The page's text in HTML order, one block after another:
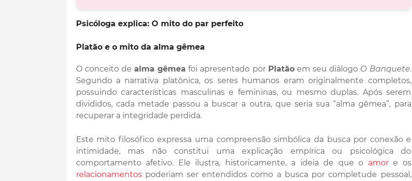
Psicóloga explica: O mito do par perfeito
Platão e o mito da alma gêmea
O conceito de alma gêmea foi apresentado por Platãoem seu diálogo O Banquete.
Segundo a narrativa platônica, os seres humanos eram originalmente completos,
possuindo características masculinas e femininas, ou mesmo duplas. Após serem
divididos, cada metade passou a buscar a outra, que seria sua “alma gêmea”, para
recuperar a integridade perdida.
Este mito filosófico expressa uma compreensão simbólica da busca por conexão e
intimidade, mas não constitui uma explicação empírica ou psicológica do
comportamento afetivo. Ele ilustra, historicamente, a ideia de que o amore os
relacionamentospoderiam ser entendidos como a busca por completude pessoal,